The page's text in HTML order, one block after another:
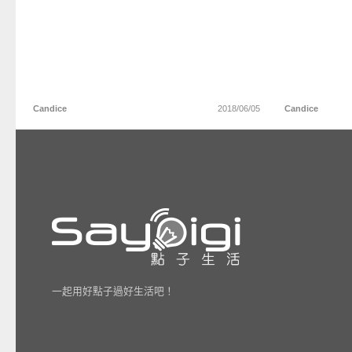
Candice 2018/06/05 Candice
一起用好點子過好生活吧！